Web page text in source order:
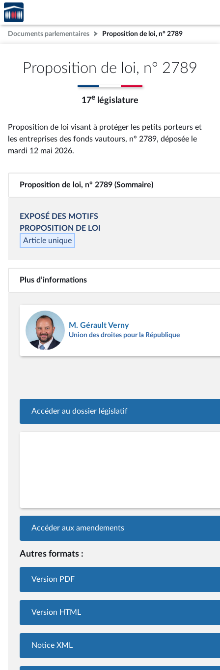
Aller au contenu
Aller en bas de la page
Accèder
à la
page
d'accueil
Documents parlementaires Proposition de loi, n° 2789
Proposition de loi, n° 2789
17e législature
Proposition de loi visant à protéger les petits porteurs et
les entreprises des fonds vautours, n° 2789, déposée le
mardi 12 mai 2026.
Proposition de loi, n° 2789 (Sommaire)
EXPOSÉ DES MOTIFS
PROPOSITION DE LOI
Article unique
Plus d’informations
M. Gérault Verny
Union des droites pour la République
Accéder au dossier législatif
Accéder aux amendements
Autres formats :
Version PDF
Version HTML
Notice XML